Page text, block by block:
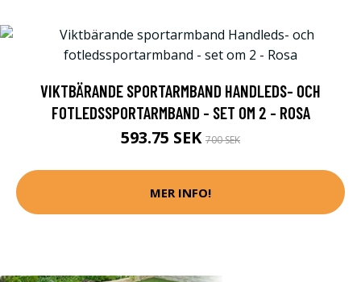
VIKTBÄRANDE SPORTARMBAND HANDLEDS- OCH
FOTLEDSSPORTARMBAND - SET OM 2 - ROSA
593.75 SEK 700 SEK
MER INFO!